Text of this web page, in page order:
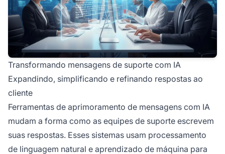
Transformando mensagens de suporte com IA
Expandindo, simplificando e refinando respostas ao
cliente
Ferramentas de aprimoramento de mensagens com IA
mudam a forma como as equipes de suporte escrevem
suas respostas. Esses sistemas usam processamento
de linguagem natural e aprendizado de máquina para